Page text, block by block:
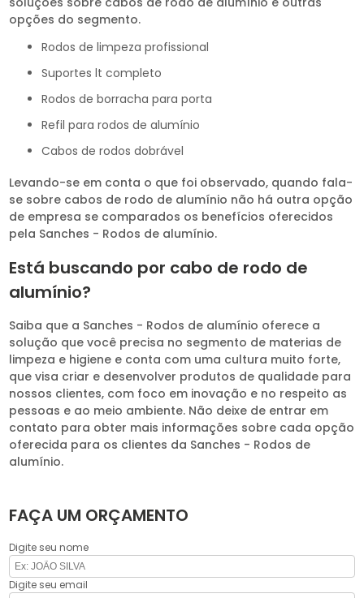
opções do segmento.
rodos de limpeza profissional
suportes lt completo
rodos de borracha para porta
refil para rodos de alumínio
cabos de rodos dobrável
Levando-se em conta o que foi observado, quando fala-
se sobre cabos de rodo de alumínio não há outra opção
de empresa se comparados os benefícios oferecidos
pela Sanches - Rodos de alumínio.
Está buscando por cabo de rodo de
alumínio?
Saiba que a Sanches - Rodos de alumínio oferece a
solução que você precisa no segmento de materias de
limpeza e higiene e conta com uma cultura muito forte,
que visa criar e desenvolver produtos de qualidade para
nossos clientes, com foco em inovação e no respeito as
pessoas e ao meio ambiente. Não deixe de entrar em
contato para obter mais informações sobre cada opção
oferecida para os clientes da Sanches - Rodos de
alumínio.
FAÇA UM ORÇAMENTO
Digite seu nome
Digite seu email